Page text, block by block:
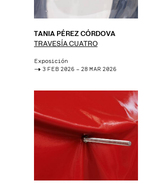
TANIA PÉREZ CÓRDOVA
TRAVESÍA CUATRO
Exposición
-> 3 FEB 2026 – 28 MAR 2026